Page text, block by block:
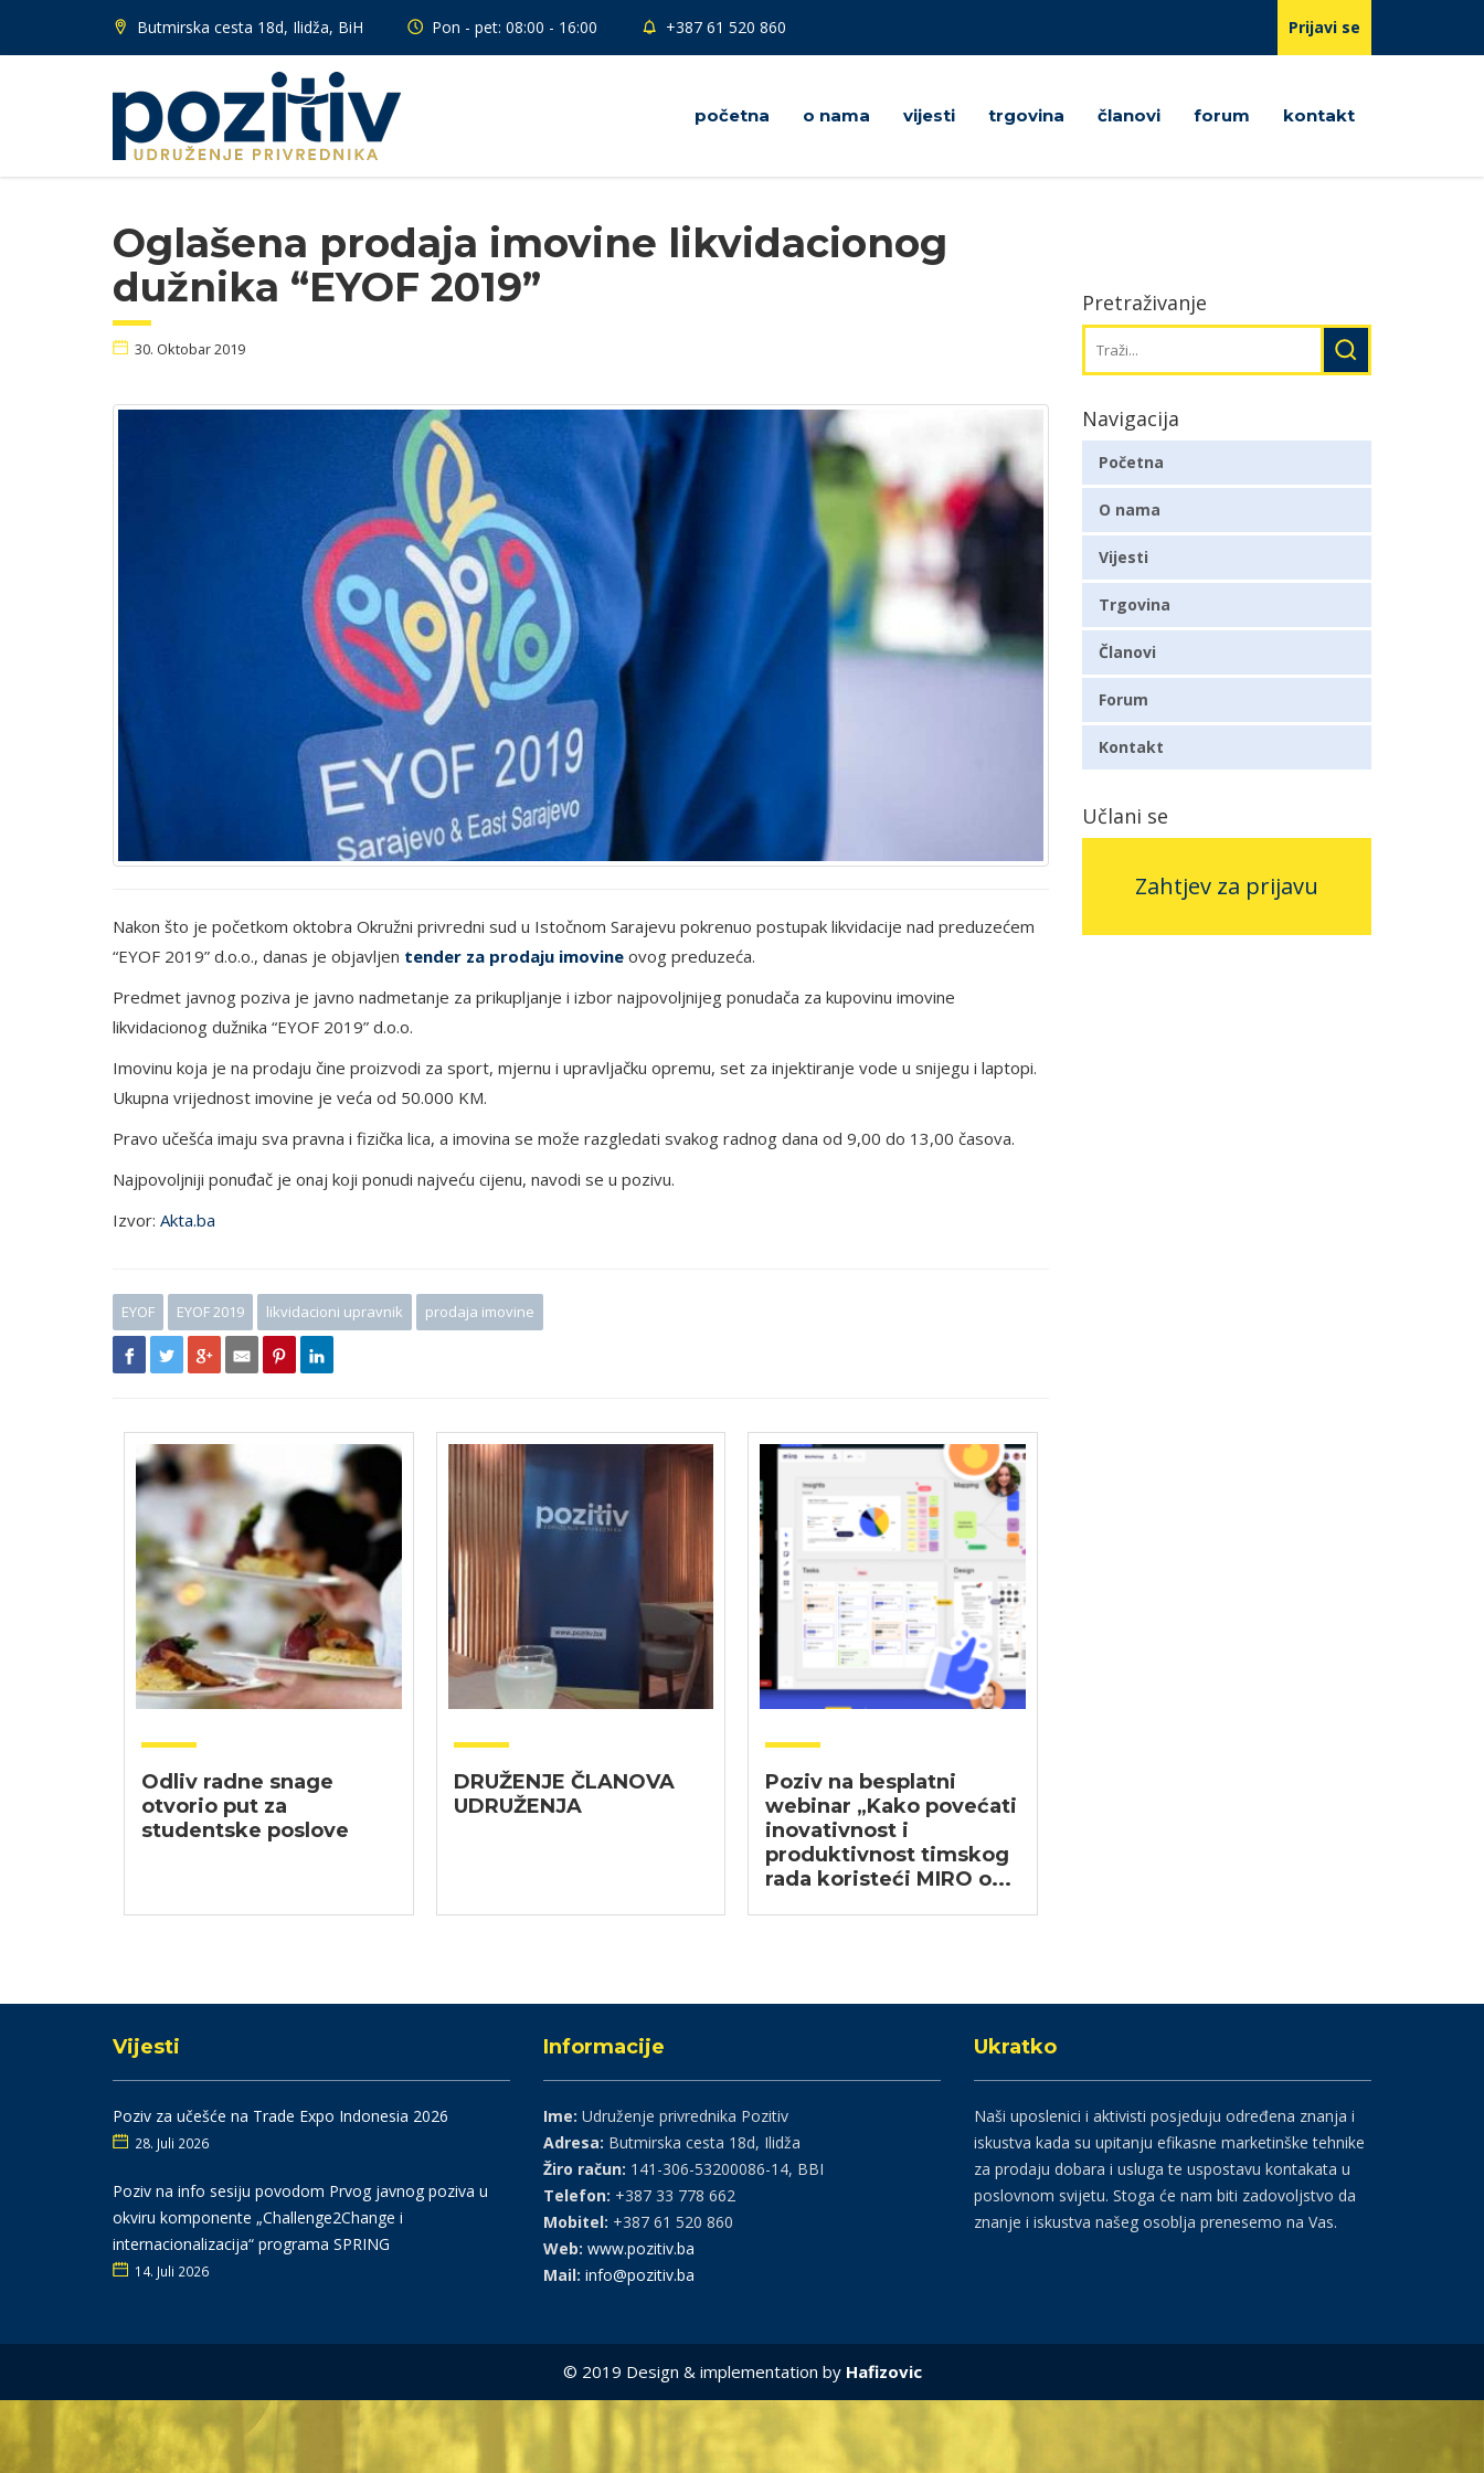
Butmirska cesta 18d, Ilidža, BiH Pon - pet: 08:00 - 16:00 +387 61 520 860 Prijavi se
početna o nama vijesti trgovina članovi forum kontakt
Oglašena prodaja imovine likvidacionog
dužnika “EYOF 2019”
30. Oktobar 2019
Nakon što je početkom oktobra Okružni privredni sud u Istočnom Sarajevu pokrenuo postupak likvidacije nad preduzećem
“EYOF 2019” d.o.o., danas je objavljen tender za prodaju imovine ovog preduzeća.
Predmet javnog poziva je javno nadmetanje za prikupljanje i izbor najpovoljnijeg ponudača za kupovinu imovine
likvidacionog dužnika “EYOF 2019” d.o.o.
Imovinu koja je na prodaju čine proizvodi za sport, mjernu i upravljačku opremu, set za injektiranje vode u snijegu i laptopi.
Ukupna vrijednost imovine je veća od 50.000 KM.
Pravo učešća imaju sva pravna i fizička lica, a imovina se može razgledati svakog radnog dana od 9,00 do 13,00 časova.
Najpovoljniji ponuđač je onaj koji ponudi najveću cijenu, navodi se u pozivu.
Izvor: Akta.ba
EYOF EYOF 2019 likvidacioni upravnik prodaja imovine
Odliv radne snage
otvorio put za
studentske poslove
DRUŽENJE ČLANOVA
UDRUŽENJA
Poziv na besplatni
webinar „Kako povećati
inovativnost i
produktivnost timskog
rada koristeći MIRO o...
Pretraživanje
Navigacija
Početna
O nama
Vijesti
Trgovina
Članovi
Forum
Kontakt
Učlani se
Zahtjev za prijavu
Vijesti
Poziv za učešće na Trade Expo Indonesia 2026
28. Juli 2026
Poziv na info sesiju povodom Prvog javnog poziva u
okviru komponente „Challenge2Change i
internacionalizacija“ programa SPRING
14. Juli 2026
Informacije
Ime: Udruženje privrednika Pozitiv
Adresa: Butmirska cesta 18d, Ilidža
Žiro račun: 141-306-53200086-14, BBI
Telefon: +387 33 778 662
Mobitel: +387 61 520 860
Web: www.pozitiv.ba
Mail: info@pozitiv.ba
Ukratko
Naši uposlenici i aktivisti posjeduju određena znanja i
iskustva kada su upitanju efikasne marketinške tehnike
za prodaju dobara i usluga te uspostavu kontakata u
poslovnom svijetu. Stoga će nam biti zadovoljstvo da
znanje i iskustva našeg osoblja prenesemo na Vas.
© 2019 Design & implementation by Hafizovic